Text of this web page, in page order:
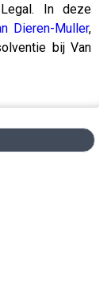
In deze
Dieren-Muller,
bij Van
die in
om